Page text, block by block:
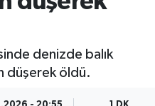
denizde balık
düşerek öldü.